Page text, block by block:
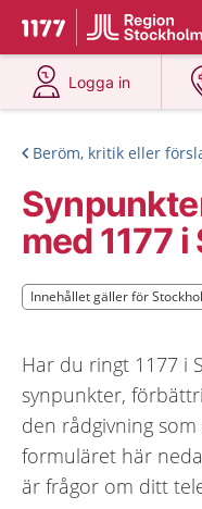
Till startsidan för 1177
Du har valt
Logga in
på 1177.se
Beröm, kritik eller
med 1177
Innehållet gäller för
Innehållet gäller för
Har du ringt 1177 i
synpunkter,
den rådgivning
formuläret här
är frågor om ditt